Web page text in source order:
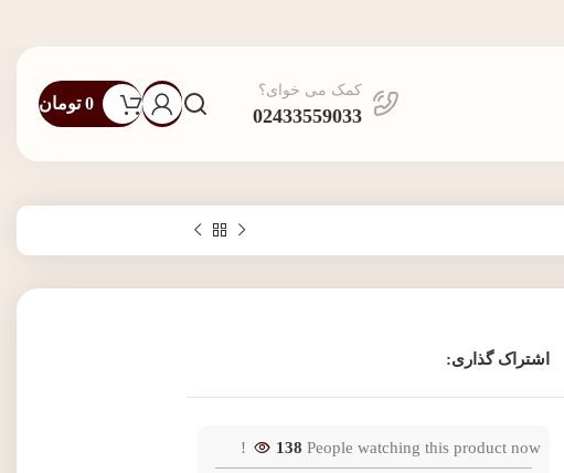
کمک می خوای؟
02433559033
0 تومان
اشتراک گذاری:
138 People watching this product now!